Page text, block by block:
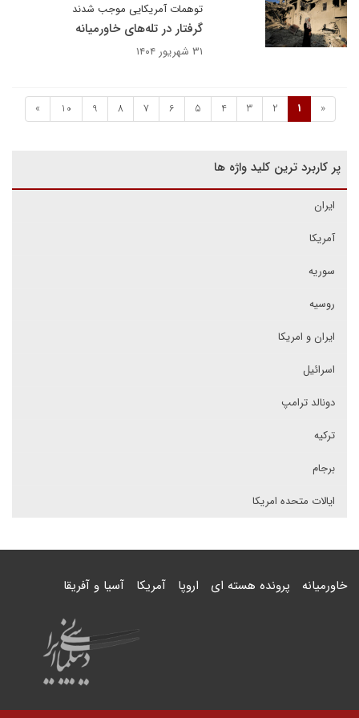
توهمات آمریکایی موجب شدند
گرفتار در تله‌های خاورمیانه
۳۱ شهریور ۱۴۰۴
«
1
2
3
4
5
6
7
8
9
10
»
پر کاربرد ترین کلید واژه ها
ایران
آمریکا
سوریه
روسیه
ایران و امریکا
اسرائیل
دونالد ترامپ
ترکیه
برجام
ایالات متحده امریکا
خاورمیانه پرونده هسته ای اروپا آمریکا آسیا و آفریقا